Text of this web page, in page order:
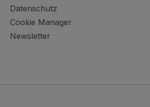
Datenschutz
Cookie Manager
Newsletter